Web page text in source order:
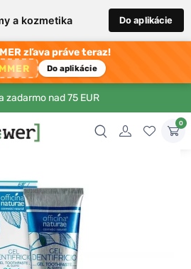
a kozmetika Do aplikácie
zľava práve teraz!
Do aplikácie
zadarmo nad 75 EUR
0